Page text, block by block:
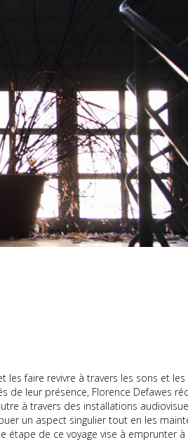
les faire revivre à travers les sons et les
de leur présence, Florence Defawes
à travers des installations
un aspect singulier tout en les
étape de ce voyage vise à emprunter à